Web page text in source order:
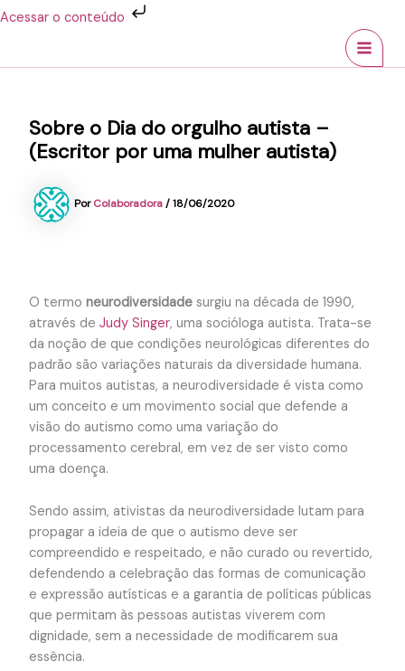
Acessar o conteúdo
Ir
conteúdo
Sobre o Dia do orgulho autista –
(Escritor por uma mulher autista)
PorColaboradora/18/06/2020
O termo neurodiversidadesurgiu na década de 1990,
através de Judy Singer, uma socióloga autista. Trata-se
da noção de que condições neurológicas diferentes do
padrão são variações naturais da diversidade humana.
Para muitos autistas, a neurodiversidade é vista como
um conceito e um movimento social que defende a
visão do autismo como uma variação do
processamento cerebral, em vez de ser visto como
uma doença.
Sendo assim, ativistas da neurodiversidade lutam para
propagar a ideia de que o autismo deve ser
compreendido e respeitado, e não curado ou revertido,
defendendo a celebração das formas de comunicação
e expressão autísticas e a garantia de políticas públicas
que permitam às pessoas autistas viverem com
dignidade, sem a necessidade de modificarem sua
essência.